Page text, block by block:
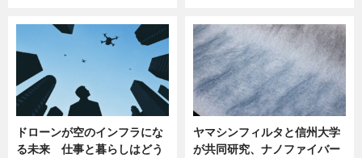
ドローンが空のインフラにな
る未来 仕事と暮らしはどう
ヤマシンフィルタと信州大学
が共同研究、ナノファイバー